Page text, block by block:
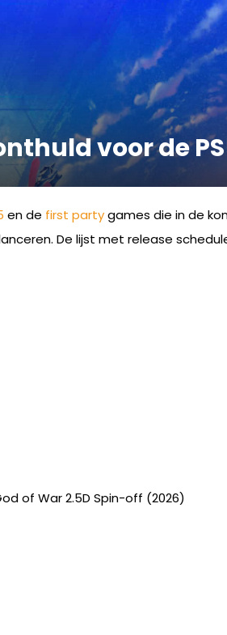
voor de
en de first partygames die in de
De lijst met release
of War 2.5D Spin-off (2026)